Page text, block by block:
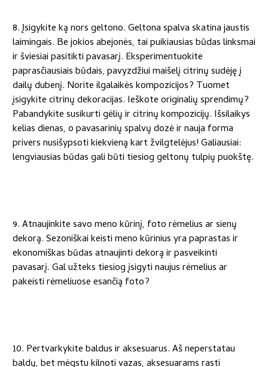
8. Įsigykite ką nors geltono. Geltona spalva skatina jaustis
laimingais. Be jokios abejonės, tai puikiausias būdas linksmai
ir šviesiai pasitikti pavasarį. Eksperimentuokite
paprasčiausiais būdais, pavyzdžiui maišelį citrinų sudėję į
dailų dubenį. Norite ilgalaikės kompozicijos? Tuomet
įsigykite citrinų dekoracijas. Ieškote originalių sprendimų?
Pabandykite susikurti gėlių ir citrinų kompozicijų. Išsilaikys
kelias dienas, o pavasarinių spalvų dozė ir nauja forma
privers nusišypsoti kiekvieną kart žvilgtelėjus! Galiausiai:
lengviausias būdas gali būti tiesiog geltonų tulpių puokštę.
9. Atnaujinkite savo meno kūrinį, foto rėmelius ar sienų
dekorą. Sezoniškai keisti meno kūrinius yra paprastas ir
ekonomiškas būdas atnaujinti dekorą ir pasveikinti
pavasarį. Gal užteks tiesiog įsigyti naujus rėmelius ar
pakeisti rėmeliuose esančią foto?
10. Pertvarkykite baldus ir aksesuarus. Aš neperstatau